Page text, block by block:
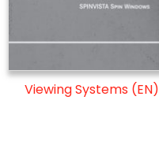
Viewing Systems (EN)